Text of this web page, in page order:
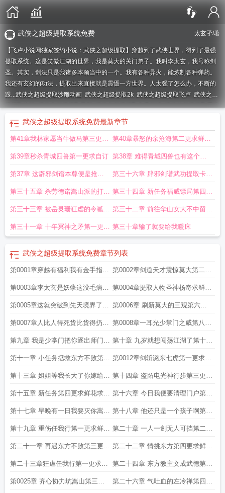
太玄孑/著
武侠之超级提取系统免费
【飞卢小说网独家签约小说：武侠之超级提取】穿越到了武侠世界，得到了最强
提取系统。这是笑傲江湖的世界，我是莫大的关门弟子。我叫李太玄，我号称剑
圣。其实，剑法只是我诸多本领当中的一个。我有各种异火，能炼制各种弹药。
我还有玄幻的功法，提取出来直接就是震慑一方世界。人太强了怎么办，不断的
跟...武侠之超级提取沙雕动画 武侠之超级提取2k 武侠之超级提取飞卢 武侠之超
级提取方法武侠之超级提取最新武侠之超级提取免费阅读武侠之超级提取系统
武侠之超级提取百度武侠之超级大BOSS
吧 武侠之超级提取第八区
玄孑分类仙侠武侠之超级提取一品侠武侠之超级提取txt奇书网武侠之超级提取
提取系统TXT 武侠之超级提取笔趣阁武侠之超级提取系统全文免费阅读
超级提取 太玄孑免费阅读武侠之超级提取太玄孑武侠之超级提取爱看书吧
费阅读正版武侠之超级提取免费阅读全文武侠之超级提取卡夜阁武侠之超级提
取太玄孑免费 武侠基因提取 武侠之超级提取TXT武侠之超级提取 太玄孑免
级提取txt八零太玄子武侠之超级提取 太玄孑
武侠之超级提取系统免费最新章节
第41章我林家愿当牛做马第三更求
鲜花求评价
第40章暴怒的余沧海第二更求鲜花
求评价
第39章秒杀青城四兽第一更求自订 第38章 难得青城四兽也有这个见
识第四更求自订
第37章 这辟邪剑谱本尊便是抢夺
又如何第三更求自订
第三十六章 辟邪剑谱武功提取卡第
二更求自订
第三十五章 杀劳德诺嵩山派的打算
第一更求鲜花求评价
第三十四章 新任务福威镖局第四更
求鲜花求评价
第三十三章 被岳灵珊狂虐的令狐冲
第三更求鲜花求评价
第三十二章 前往华山女大不中留第
二更求鲜花求评价
第三十一章 十年冥神之矛第一更求 第三十章输了就要给我暖床
武侠之超级提取系统免费章节列表
第0001章穿越有福利我有金手指第
一更求鲜花求评价
第0002章剑道天才震惊莫大第二更
求鲜花求评价
第0003章李太玄是妖孽这没毛病求
鲜花求评价
第0004章提取人物圣神杨奇求鲜花
求评价
第0005章这就突破到先天境界了第
五更求鲜花求评价
第0006章 刷新莫大的三观第六更
求鲜花求评价
第0007章人比人得死货比货得扔第
七更求鲜花求评价
第0008章一耳光少掌门之威第八更
求鲜花求评价
第九章 我是少掌门把你逐出师门地
球更求鲜花求评价
第十章 九岁就想闯荡江湖了第十更
求自订
第十一章 小任务拯救东方不败第十
一更求鲜花求评价
第0012章剑斩潞东七虎第一更求鲜
花求评价
第十三章 姐姐等我长大了你嫁给我
好不好第二更求鲜花求评价
第十四章 盗跖电光神行步第三更求
鲜花求自订
第十五章 新任务第四更求鲜花求评
价
第十六章 今日我便要清理门户第一
更求鲜花求评价
第十七章 早晚有一日我要灭你嵩山
第三更求鲜花求评价
第十八章 他还只是一个孩子啊第四
更求鲜花求评价
第十九章 重伤任我行第一更求鲜花
求评价
第二十章 一人一剑无人可挡第二更
求自订
第二十一章 再遇东方不败第三更求
鲜花求评价
第二十二章 情挑东方第四更求鲜花
求评价
第二十三章狂虐任我行第一更求鲜
花求评价
第二十四章 东方教主文成武德第二
更求鲜花求评价
第0025章 齐心协力坑嵩山第三更 第二十六章 气吐血的左冷禅第四更